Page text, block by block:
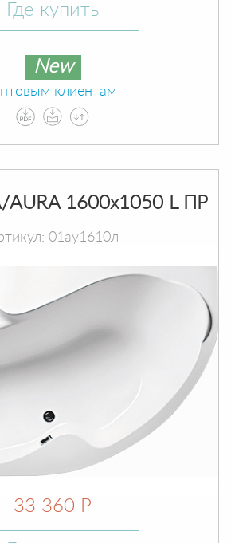
Где купить
New
клиентам
AURA 1600х1050 L ПР
01ау1610л
33 360 Р